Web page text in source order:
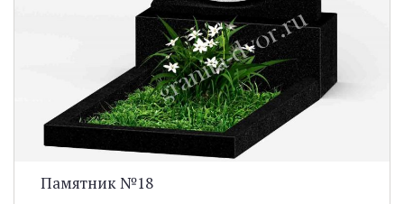
Памятник №18